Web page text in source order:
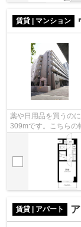
賃貸 | マンション
薬や日用品を買うの
309mです。こちらの
セスの良い物件です
賃貸 | アパート